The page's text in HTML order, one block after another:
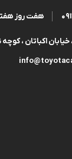
هفت روز هفته، ۲۴ ساعت شبانه‌روز پاسخگوی
اکباتان ،